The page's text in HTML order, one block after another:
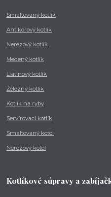
Smaltovaný kotlík
Antikorový kotlík
Nerezový kotlík
Medený kotlík
Liatinový kotlík
Železný kotlík
Kotlík na ryby
Servírovací kotlík
Smaltovaný kotol
Nerezový kotol
Kotlíkové súpravy a